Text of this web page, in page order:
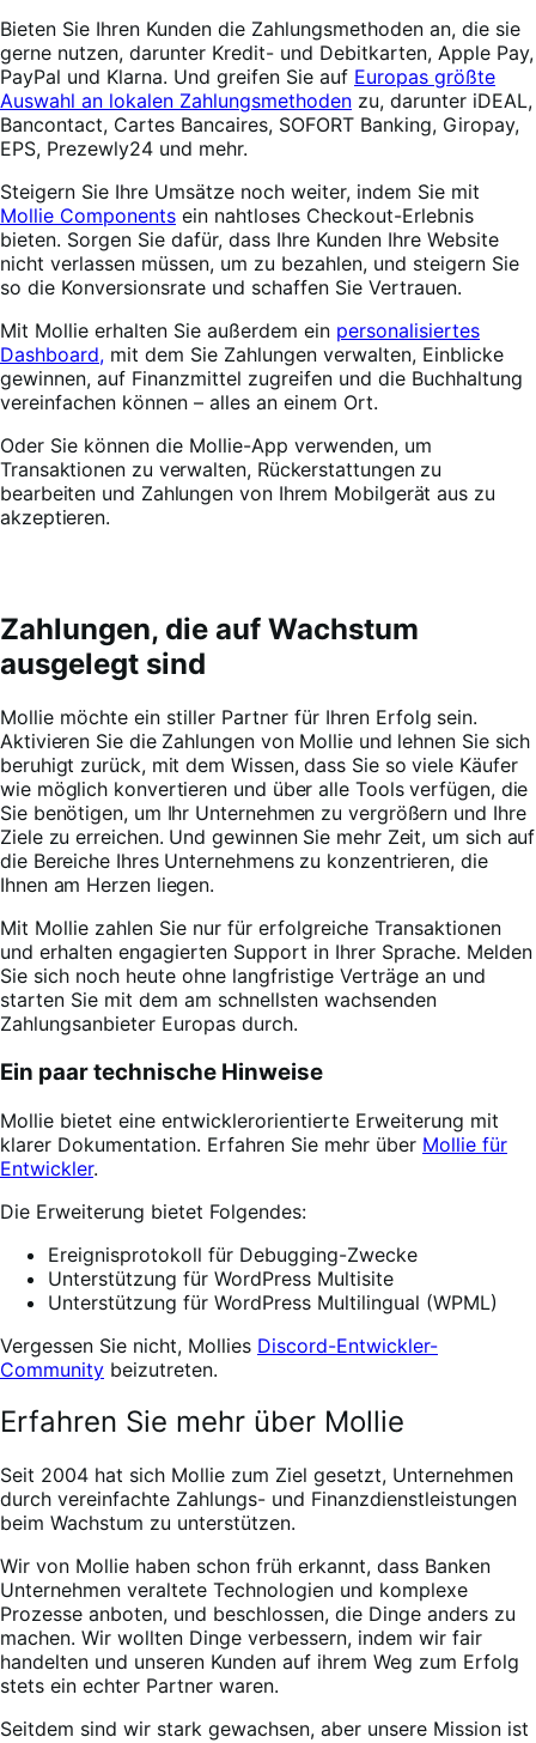
Bieten Sie Ihren Kunden die Zahlungsmethoden an, die sie
gerne nutzen, darunter Kredit- und Debitkarten, Apple Pay,
PayPal und Klarna. Und greifen Sie auf Europas größte
Auswahl an lokalen Zahlungsmethoden zu, darunter iDEAL,
Bancontact, Cartes Bancaires, SOFORT Banking, Giropay,
EPS, Prezewly24 und mehr.
Steigern Sie Ihre Umsätze noch weiter, indem Sie mit
Mollie Components ein nahtloses Checkout-Erlebnis
bieten. Sorgen Sie dafür, dass Ihre Kunden Ihre Website
nicht verlassen müssen, um zu bezahlen, und steigern Sie
so die Konversionsrate und schaffen Sie Vertrauen.
Mit Mollie erhalten Sie außerdem ein personalisiertes
Dashboard, mit dem Sie Zahlungen verwalten, Einblicke
gewinnen, auf Finanzmittel zugreifen und die Buchhaltung
vereinfachen können – alles an einem Ort.
Oder Sie können die Mollie-App verwenden, um
Transaktionen zu verwalten, Rückerstattungen zu
bearbeiten und Zahlungen von Ihrem Mobilgerät aus zu
akzeptieren.
Zahlungen, die auf Wachstum
ausgelegt sind
Mollie möchte ein stiller Partner für Ihren Erfolg sein.
Aktivieren Sie die Zahlungen von Mollie und lehnen Sie sich
beruhigt zurück, mit dem Wissen, dass Sie so viele Käufer
wie möglich konvertieren und über alle Tools verfügen, die
Sie benötigen, um Ihr Unternehmen zu vergrößern und Ihre
Ziele zu erreichen. Und gewinnen Sie mehr Zeit, um sich auf
die Bereiche Ihres Unternehmens zu konzentrieren, die
Ihnen am Herzen liegen.
Mit Mollie zahlen Sie nur für erfolgreiche Transaktionen
und erhalten engagierten Support in Ihrer Sprache. Melden
Sie sich noch heute ohne langfristige Verträge an und
starten Sie mit dem am schnellsten wachsenden
Zahlungsanbieter Europas durch.
Ein paar technische Hinweise
Mollie bietet eine entwicklerorientierte Erweiterung mit
klarer Dokumentation. Erfahren Sie mehr über Mollie für
Entwickler.
Die Erweiterung bietet Folgendes:
Ereignisprotokoll für Debugging-Zwecke
Unterstützung für WordPress Multisite
Unterstützung für WordPress Multilingual (WPML)
Vergessen Sie nicht, Mollies Discord-Entwickler-
Community beizutreten.
Erfahren Sie mehr über Mollie
Seit 2004 hat sich Mollie zum Ziel gesetzt, Unternehmen
durch vereinfachte Zahlungs- und Finanzdienstleistungen
beim Wachstum zu unterstützen.
Wir von Mollie haben schon früh erkannt, dass Banken
Unternehmen veraltete Technologien und komplexe
Prozesse anboten, und beschlossen, die Dinge anders zu
machen. Wir wollten Dinge verbessern, indem wir fair
handelten und unseren Kunden auf ihrem Weg zum Erfolg
stets ein echter Partner waren.
Seitdem sind wir stark gewachsen, aber unsere Mission ist